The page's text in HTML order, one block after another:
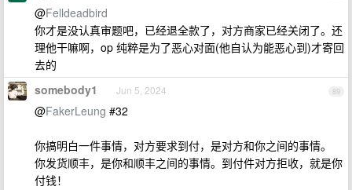
@Felldeadbird
你才是没认真审题吧，已经退全款了，对方商家已经关闭了。还
理他干嘛啊，op 纯粹是为了恶心对面(他自认为能恶心到)才寄回
去的
89
somebody1 Jun 5, 2024
@FakerLeung #32
你搞明白一件事情，对方要求到付，是对方和你之间的事情。
你发货顺丰，是你和顺丰之间的事情。到付件对方拒收，就是你
付钱！